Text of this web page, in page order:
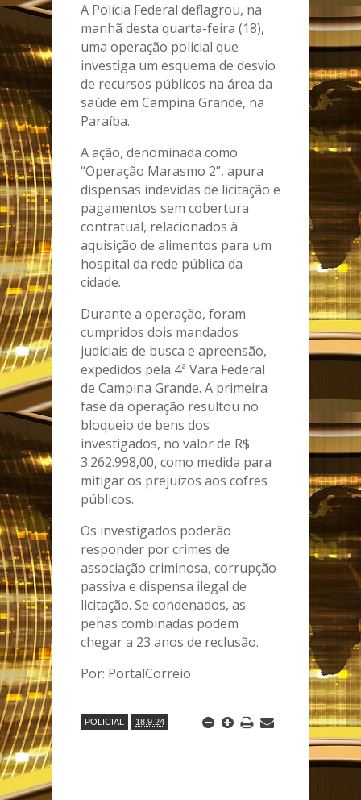
A Polícia Federal deflagrou, na
manhã desta quarta-feira (18),
uma operação policial que
investiga um esquema de desvio
de recursos públicos na área da
saúde em Campina Grande, na
Paraíba.
A ação, denominada como
“Operação Marasmo 2”, apura
dispensas indevidas de licitação e
pagamentos sem cobertura
contratual, relacionados à
aquisição de alimentos para um
hospital da rede pública da
cidade.
Durante a operação, foram
cumpridos dois mandados
judiciais de busca e apreensão,
expedidos pela 4ª Vara Federal
de Campina Grande. A primeira
fase da operação resultou no
bloqueio de bens dos
investigados, no valor de R$
3.262.998,00, como medida para
mitigar os prejuízos aos cofres
públicos.
Os investigados poderão
responder por crimes de
associação criminosa, corrupção
passiva e dispensa ilegal de
licitação. Se condenados, as
penas combinadas podem
chegar a 23 anos de reclusão.
Por: PortalCorreio
POLICIAL 18.9.24